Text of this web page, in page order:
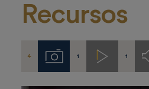
Recursos
4 Imágenes
1 Videos1